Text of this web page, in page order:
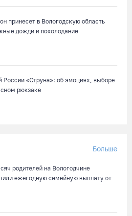
принесет в Вологодскую область
дожди и похолодание
России «Струна»: об эмоциях, выборе
рюкзаке
Больше
родителей на Вологодчине
ежегодную семейную выплату от